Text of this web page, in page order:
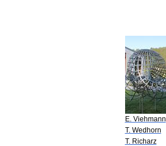
E. Viehmann
T. Wedhorn
T. Richarz